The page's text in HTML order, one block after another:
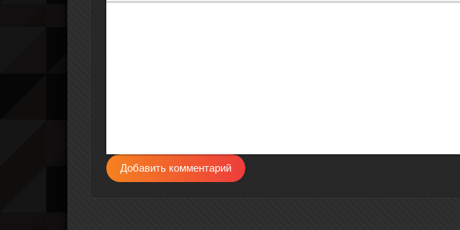
Полужирный
КурсивПодчеркнутый
ЗачеркнутыйВыравнивание
Нумерованный список
Маркированный список
Вставить ссылку
ВставитьВставитьВставка
Добавить комментарий